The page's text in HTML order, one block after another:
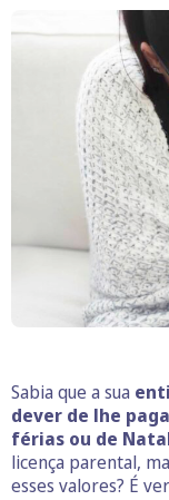
Sabia que a sua
dever de lhe
férias ou de
licença parental,
esses valores? É